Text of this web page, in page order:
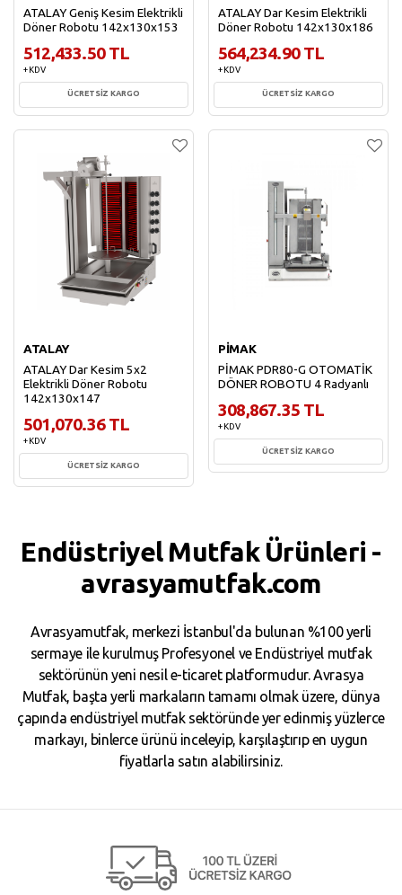
ATALAY Geniş Kesim Elektrikli
Döner Robotu 142x130x153
512,433.50 TL
+ KDV
ÜCRETSİZ KARGO
Sepete Ekle
ATALAY Dar Kesim Elektrikli
Döner Robotu 142x130x186
564,234.90 TL
+ KDV
ÜCRETSİZ KARGO
Sepete Ekle
ATALAY
ATALAY Dar Kesim 5x2
Elektrikli Döner Robotu
142x130x147
501,070.36 TL
+ KDV
ÜCRETSİZ KARGO
PİMAK
PİMAK PDR80-G OTOMATİK
DÖNER ROBOTU 4 Radyanlı
308,867.35 TL
+ KDV
ÜCRETSİZ KARGO
Endüstriyel Mutfak Ürünleri -
avrasyamutfak.com
Avrasyamutfak, merkezi İstanbul'da bulunan %100 yerli
sermaye ile kurulmuş Profesyonel ve Endüstriyel mutfak
sektörünün yeni nesil e-ticaret platformudur. Avrasya
Mutfak, başta yerli markaların tamamı olmak üzere, dünya
çapında endüstriyel mutfak sektöründe yer edinmiş yüzlerce
markayı, binlerce ürünü inceleyip, karşılaştırıp en uygun
fiyatlarla satın alabilirsiniz.